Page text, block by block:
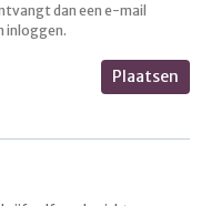
dan een e-mail
inloggen.
Plaatsen